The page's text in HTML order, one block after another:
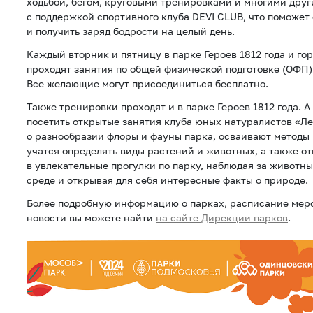
с поддержкой спортивного клуба DEVI CLUB, что
и получить заряд бодрости на целый день.
Каждый вторник и пятницу в парке Героев 1812 года и
проходят занятия по общей физической подготовке
Все желающие могут присоединиться бесплатно.
Также тренировки проходят и в парке Героев 1812 года.
посетить открытые занятия клуба юных натуралистов
о разнообразии флоры и фауны парка, осваивают
учатся определять виды растений и животных, а также
в увлекательные прогулки по парку, наблюдая за
среде и открывая для себя интересные факты о природе.
Более подробную информацию о парках, расписание
новости вы можете найти на сайте Дирекции парков.